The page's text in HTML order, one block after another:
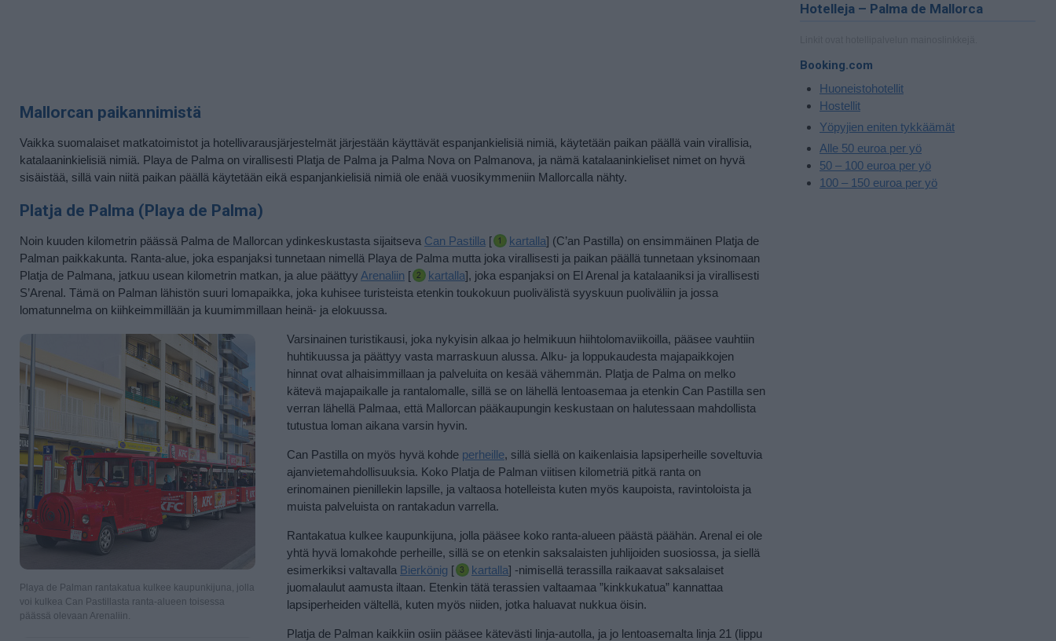
Hotelleja – Palma de Mallorca
Booking.com
Huoneistohotellit
Hostellit
Yöpyjien eniten tykkäämät
Alle 50 euroa per yö
50 – 100 euroa per yö
100 – 150 euroa per yö
Mallorcan paikannimistä
Vaikka suomalaiset matkatoimistot ja hotellivarausjärjestelmät järjestään käyttävät espanjankielisiä nimiä, käytetään paikan päällä vain virallisia,
katalaaninkielisiä nimiä. Playa de Palma on virallisesti Platja de Palma ja Palma Nova on Palmanova, ja nämä katalaaninkieliset nimet on hyvä
sisäistää, sillä vain niitä paikan päällä käytetään eikä espanjankielisiä nimiä ole enää vuosikymmeniin Mallorcalla nähty.
Platja de Palma (Playa de Palma)
Noin kuuden kilometrin päässä Palma de Mallorcan ydinkeskustasta sijaitseva Can Pastilla [ kartalla] (C’an Pastilla) on ensimmäinen Platja de
Palman paikkakunta. Ranta-alue, joka espanjaksi tunnetaan nimellä Playa de Palma mutta joka virallisesti ja paikan päällä tunnetaan yksinomaan
Platja de Palmana, jatkuu usean kilometrin matkan, ja alue päättyy Arenaliin [ kartalla], joka espanjaksi on El Arenal ja katalaaniksi ja virallisesti
S’Arenal. Tämä on Palman lähistön suuri lomapaikka, joka kuhisee turisteista etenkin toukokuun puolivälistä syyskuun puoliväliin ja jossa
lomatunnelma on kiihkeimmillään ja kuumimmillaan heinä- ja elokuussa.
Playa de Palman rantakatua kulkee kaupunkijuna, jolla
voi kulkea Can Pastillasta ranta-alueen toisessa
päässä olevaan Arenaliin.
Varsinainen turistikausi, joka nykyisin alkaa jo helmikuun hiihtolomaviikoilla, pääsee vauhtiin
huhtikuussa ja päättyy vasta marraskuun alussa. Alku- ja loppukaudesta majapaikkojen
hinnat ovat alhaisimmillaan ja palveluita on kesää vähemmän. Platja de Palma on melko
kätevä majapaikalle ja rantalomalle, sillä se on lähellä lentoasemaa ja etenkin Can Pastilla sen
verran lähellä Palmaa, että Mallorcan pääkaupungin keskustaan on halutessaan mahdollista
tutustua loman aikana varsin hyvin.
Can Pastilla on myös hyvä kohde perheille, sillä siellä on kaikenlaisia lapsiperheille soveltuvia
ajanvietemahdollisuuksia. Koko Platja de Palman viitisen kilometriä pitkä ranta on
erinomainen pienillekin lapsille, ja valtaosa hotelleista kuten myös kaupoista, ravintoloista ja
muista palveluista on rantakadun varrella.
Rantakatua kulkee kaupunkijuna, jolla pääsee koko ranta-alueen päästä päähän. Arenal ei ole
yhtä hyvä lomakohde perheille, sillä se on etenkin saksalaisten juhlijoiden suosiossa, ja siellä
esimerkiksi valtavalla Bierkönig [ kartalla] -nimisellä terassilla raikaavat saksalaiset
juomalaulut aamusta iltaan. Etenkin tätä terassien valtaamaa ”kinkkukatua” kannattaa
lapsiperheiden vältellä, kuten myös niiden, jotka haluavat nukkua öisin.
Platja de Palman kaikkiin osiin pääsee kätevästi linja-autolla, ja jo lentoasemalta linja 21 (lippu